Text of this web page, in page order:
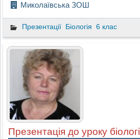
Миколаївська ЗОШ
Презентації Біологія 6 клас
Презентація до уроку